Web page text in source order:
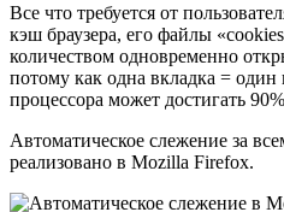
Все что требуется от
кэш браузера, его файлы
количеством одновременно
потому как одна вкладка = один
процессора может достигать
Автоматическое слежение за
реализовано в Mozilla Firefox.